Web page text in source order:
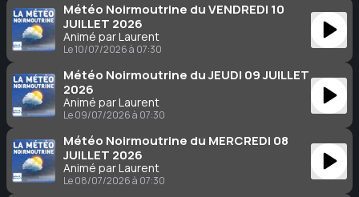
Météo Noirmoutrine du VENDREDI 10
JUILLET 2026
Animé par Laurent
Le 10/07/2026 à 07:30
Météo Noirmoutrine du JEUDI 09 JUILLET
2026
Animé par Laurent
Le 09/07/2026 à 07:30
Météo Noirmoutrine du MERCREDI 08
JUILLET 2026
Animé par Laurent
Le 08/07/2026 à 07:30